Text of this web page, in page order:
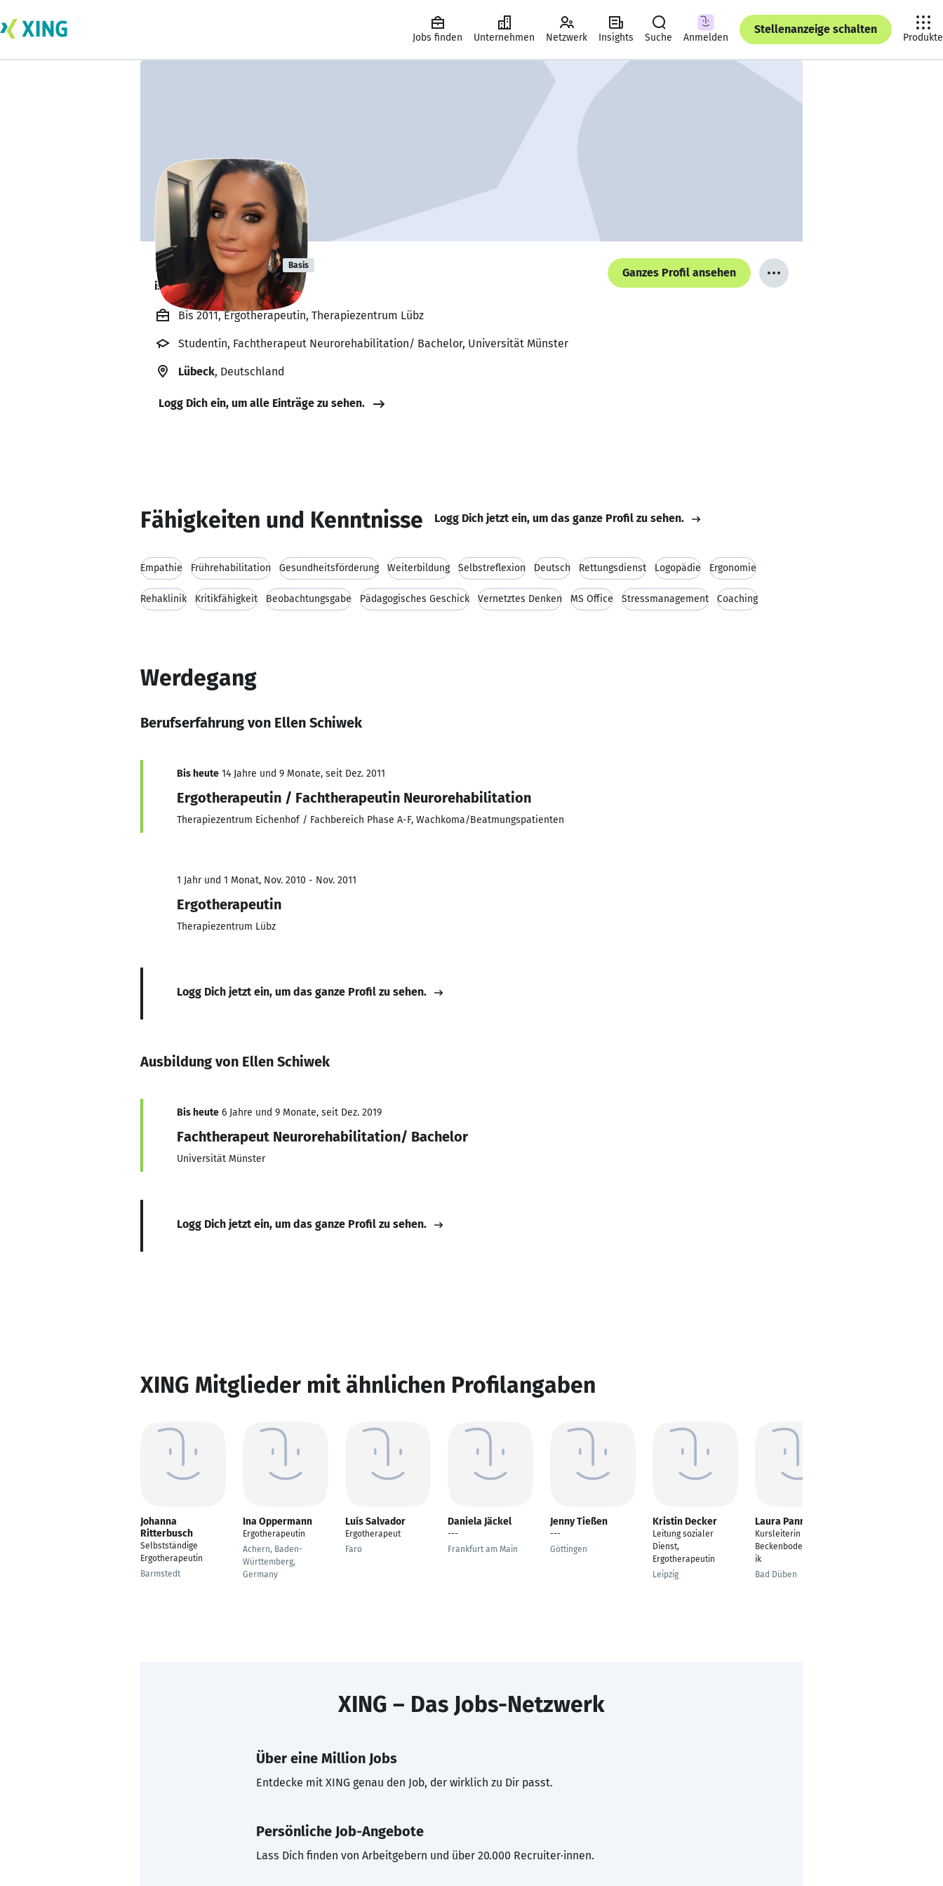
Jobs finden Unternehmen Netzwerk Insights Suche Anmelden
Stellenanzeige schalten
Produkte
Ellen Schiwek Basis
ist offen für Projekte. 🔎
Ganzes Profil ansehen
Bis 2011, Ergotherapeutin, Therapiezentrum Lübz
Studentin, Fachtherapeut Neurorehabilitation/ Bachelor, Universität Münster
Lübeck, Deutschland
Logg Dich ein, um alle Einträge zu sehen.
Fähigkeiten und Kenntnisse Logg Dich jetzt ein, um das ganze Profil zu sehen.
Empathie Frührehabilitation Gesundheitsförderung Weiterbildung Selbstreflexion Deutsch Rettungsdienst Logopädie Ergonomie
Rehaklinik Kritikfähigkeit Beobachtungsgabe Pädagogisches Geschick Vernetztes Denken MS Office Stressmanagement Coaching
Werdegang
Berufserfahrung von Ellen Schiwek
Bis heute 14 Jahre und 9 Monate, seit Dez. 2011
Ergotherapeutin / Fachtherapeutin Neurorehabilitation
Therapiezentrum Eichenhof / Fachbereich Phase A-F, Wachkoma/Beatmungspatienten
1 Jahr und 1 Monat, Nov. 2010 - Nov. 2011
Ergotherapeutin
Therapiezentrum Lübz
Logg Dich jetzt ein, um das ganze Profil zu sehen.
Ausbildung von Ellen Schiwek
Bis heute 6 Jahre und 9 Monate, seit Dez. 2019
Fachtherapeut Neurorehabilitation/ Bachelor
Universität Münster
Logg Dich jetzt ein, um das ganze Profil zu sehen.
XING Mitglieder mit ähnlichen Profilangaben
Johanna
Ritterbusch
Selbstständige
Ergotherapeutin
Barmstedt
Ina Oppermann
Ergotherapeutin
Achern, Baden-
Württemberg,
Germany
Luís Salvador
Ergotherapeut
Faro
Daniela Jäckel
---
Frankfurt am Main
Jenny Tießen
---
Göttingen
Kristin Decker
Leitung sozialer
Dienst,
Ergotherapeutin
Leipzig
Laura Pannier
Kursleiterin für
Beckenbodengymnast
ik
Bad Düben
XING – Das Jobs-Netzwerk
Über eine Million Jobs
Entdecke mit XING genau den Job, der wirklich zu Dir passt.
Persönliche Job-Angebote
Lass Dich finden von Arbeitgebern und über 20.000 Recruiter·innen.